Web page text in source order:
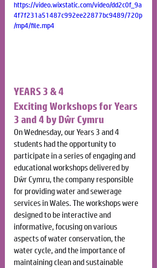
https://video.wixstatic.com/video/dd2c0f_9a
4f7f231a51487c992ee22877bc9489/720p
/mp4/file.mp4
YEARS 3 & 4
Exciting Workshops for Years
3 and 4 by Dŵr Cymru
On Wednesday, our Years 3 and 4
students had the opportunity to
participate in a series of engaging and
educational workshops delivered by
Dŵr Cymru, the company responsible
for providing water and sewerage
services in Wales. The workshops were
designed to be interactive and
informative, focusing on various
aspects of water conservation, the
water cycle, and the importance of
maintaining clean and sustainable